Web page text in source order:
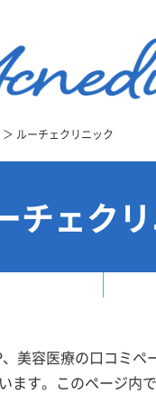
＞ ルーチェクリニック
チェク
美容医療の口コミ
ます。このページ内